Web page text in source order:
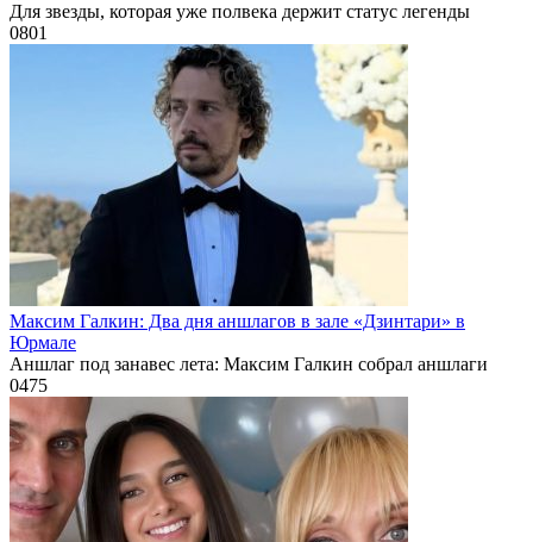
Для звезды, которая уже полвека держит статус легенды
0801
Максим Галкин: Два дня аншлагов в зале «Дзинтари» в
Юрмале
Аншлаг под занавес лета: Максим Галкин собрал аншлаги
0475